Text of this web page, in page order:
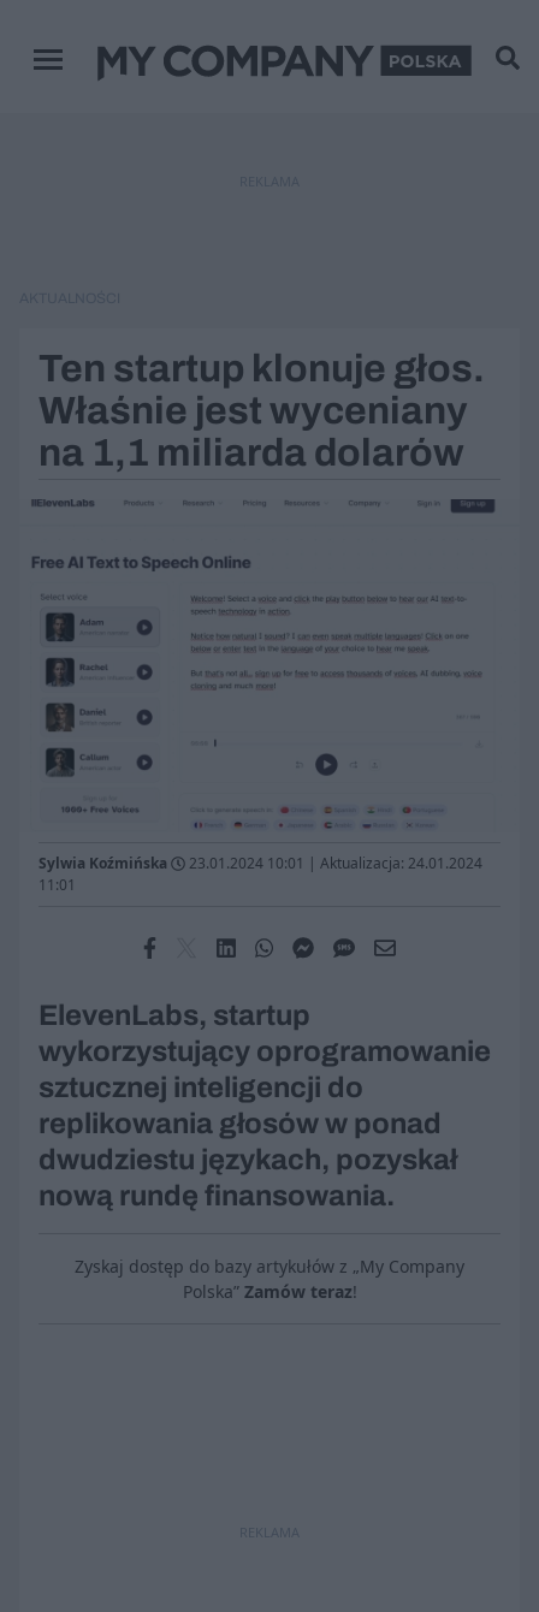
Menu główne
Ten startup klonuje głos.
Właśnie jest wyceniany
na 1,1 miliarda dolarów
Sylwia Koźmińska 23.01.2024 10:01 | Aktualizacja: 24.01.2024
11:01
ElevenLabs, startup
wykorzystujący oprogramowanie
sztucznej inteligencji do
replikowania głosów w ponad
dwudziestu językach, pozyskał
nową rundę finansowania.
Zyskaj dostęp do bazy artykułów z „My Company
Polska” Zamów teraz!
REKLAMA